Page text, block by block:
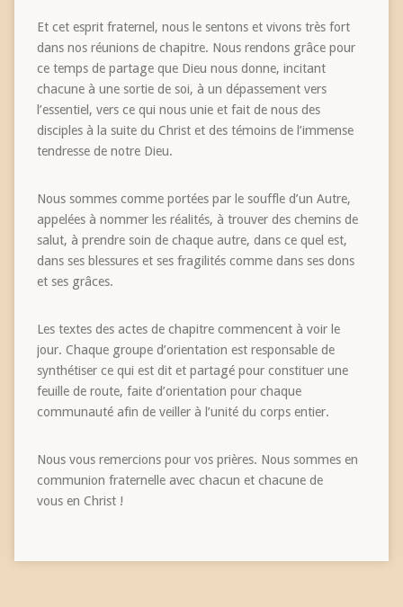
Et cet esprit fraternel, nous le sentons et vivons très fort
dans nos réunions de chapitre. Nous rendons grâce pour
ce temps de partage que Dieu nous donne, incitant
chacune à une sortie de soi, à un dépassement vers
l’essentiel, vers ce qui nous unie et fait de nous des
disciples à la suite du Christ et des témoins de l’immense
tendresse de notre Dieu.
Nous sommes comme portées par le souffle d’un Autre,
appelées à nommer les réalités, à trouver des chemins de
salut, à prendre soin de chaque autre, dans ce quel est,
dans ses blessures et ses fragilités comme dans ses dons
et ses grâces.
Les textes des actes de chapitre commencent à voir le
jour. Chaque groupe d’orientation est responsable de
synthétiser ce qui est dit et partagé pour constituer une
feuille de route, faite d’orientation pour chaque
communauté afin de veiller à l’unité du corps entier.
Nous vous remercions pour vos prières. Nous sommes en
communion fraternelle avec chacun et chacune de
vous en Christ !